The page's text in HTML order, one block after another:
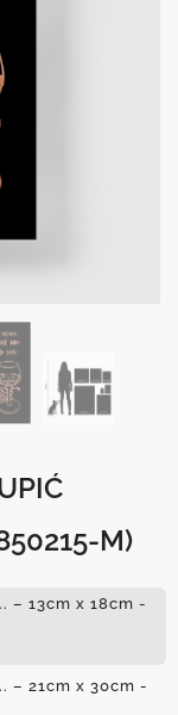
M)
– 13cm x 18cm -
– 21cm x 30cm -